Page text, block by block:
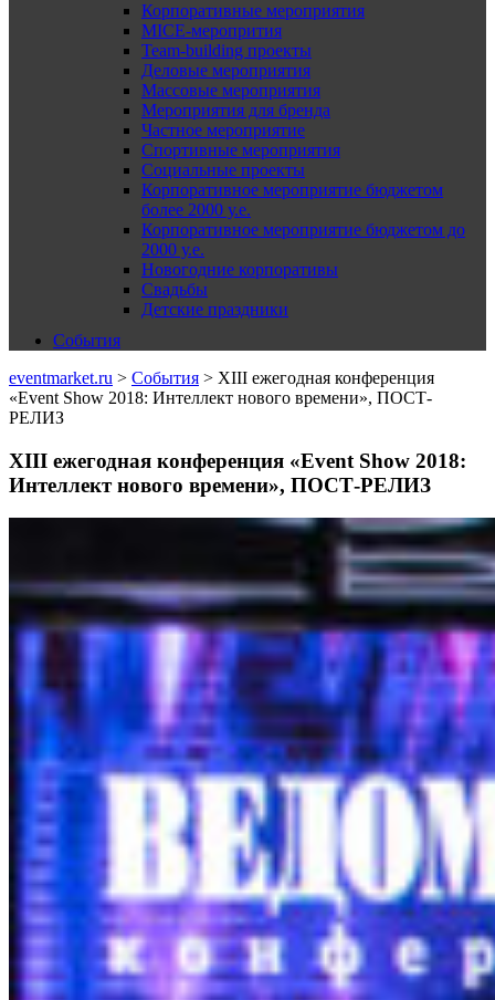
Корпоративные мероприятия
MICE-меропрития
Team-building проекты
Деловые мероприятия
Массовые мероприятия
Мероприятия для бренда
Частное мероприятие
Спортивные мероприятия
Социальные проекты
Корпоративное мероприятие бюджетом
более 2000 у.е.
Корпоративное мероприятие бюджетом до
2000 у.е.
Новогодние корпоративы
Свадьбы
Детские праздники
События
eventmarket.ru > События > XIII ежегодная конференция
«Event Show 2018: Интеллект нового времени», ПОСТ-
РЕЛИЗ
XIII ежегодная конференция «Event Show 2018:
Интеллект нового времени», ПОСТ-РЕЛИЗ